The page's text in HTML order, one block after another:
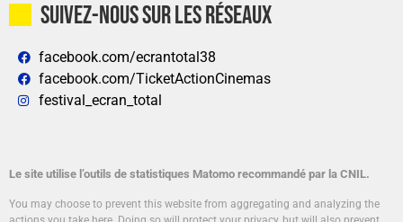
Suivez-nous sur les réseaux
facebook.com/ecrantotal38
facebook.com/TicketActionCinemas
festival_ecran_total
Le site utilise l’outils de statistiques Matomo recommandé par la CNIL.
You may choose to prevent this website from aggregating and analyzing the